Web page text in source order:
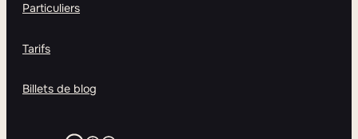
Particuliers
Tarifs
Billets de blog